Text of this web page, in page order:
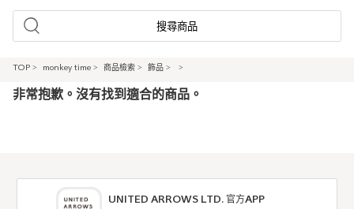
搜尋商品
TOP > monkey time > 商品檢索 > 飾品 > >
非常抱歉。沒有找到適合的商品。
UNITED ARROWS LTD. 官方APP